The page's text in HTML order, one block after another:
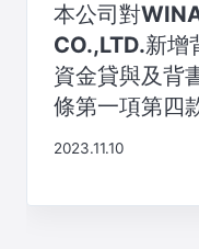
本公司對
CO.,LTD.新增
資金貸與及背
條第一項第四
2023.11.10